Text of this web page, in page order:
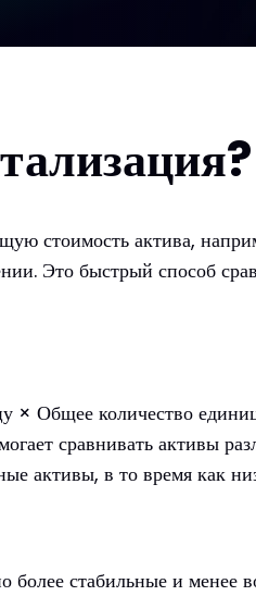
стоимость актива,
Это быстрый способ
× Общее количество
сравнивать активы
активы, в то время как
стабильные и менее